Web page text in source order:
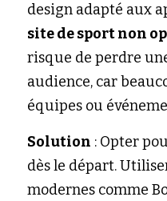
design adapté aux
site de sport non
risque de perdre
audience, car
équipes ou
Solution : Opter
dès le départ.
modernes comme